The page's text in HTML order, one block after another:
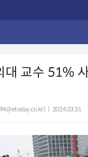
대 교수 51%
2024.03.31